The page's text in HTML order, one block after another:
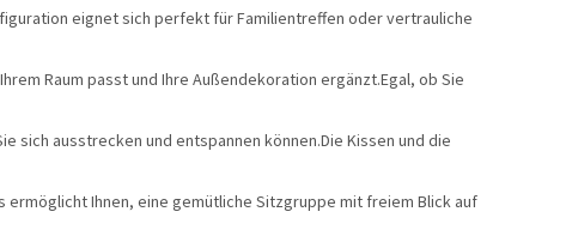
eignet sich perfekt für Familientreffen oder vertrauliche
Raum passt und Ihre Außendekoration ergänzt.Egal, ob Sie
sich ausstrecken und entspannen können.Die Kissen und die
ermöglicht Ihnen, eine gemütliche Sitzgruppe mit freiem Blick auf